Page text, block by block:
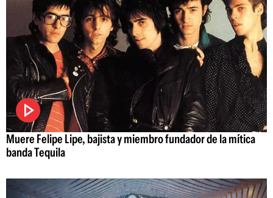
Muere Felipe Lipe, bajista y miembro fundador de la mítica
banda Tequila